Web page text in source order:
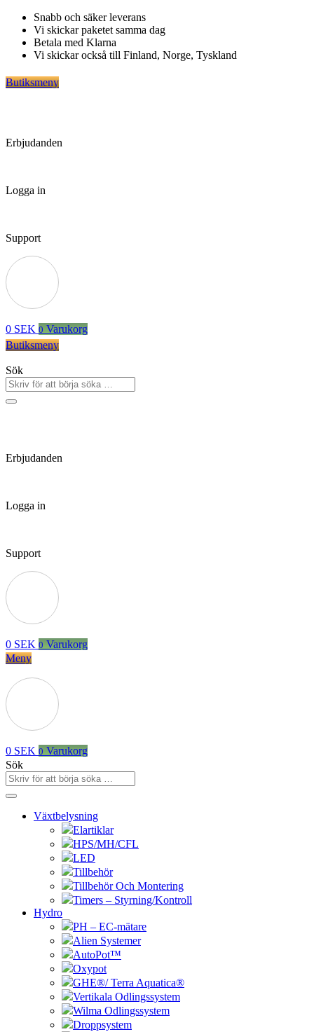
Hoppa
innehåll
Snabb och säker leverans
Vi skickar paketet samma dag
Betala med Klarna
Vi skickar också till Finland, Norge, Tyskland
Butiksmeny
Erbjudanden
Logga in
Support
0 SEK 0 Varukorg
Butiksmeny
Sök
Erbjudanden
Logga in
Support
0 SEK 0 Varukorg
Meny
0 SEK 0 Varukorg
Sök
Växtbelysning
Elartiklar
HPS/MH/CFL
LED
Tillbehör
Tillbehör Och Montering
Timers – Styrning/Kontroll
Hydro
PH – EC-mätare
Alien Systemer
AutoPot™
Oxypot
GHE®/ Terra Aquatica®
Vertikala Odlingssystem
Wilma Odlingssystem
Droppsystem